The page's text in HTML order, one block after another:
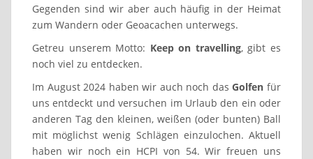
Gegenden sind wir aber auch häufig in der Heimat
zum Wandern oder Geoacachen unterwegs.
Getreu unserem Motto: Keep on travelling, gibt es
noch viel zu entdecken.
Im August 2024 haben wir auch noch dasGolfen für
uns entdeckt und versuchen im Urlaub den ein oder
anderen Tag den kleinen, weißen (oder bunten) Ball
mit möglichst wenig Schlägen einzulochen. Aktuell
haben wir noch ein HCPI von 54. Wir freuen uns